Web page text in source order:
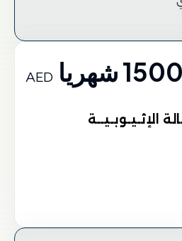
1500 شهريا AED
الإثـيـوبـيــة